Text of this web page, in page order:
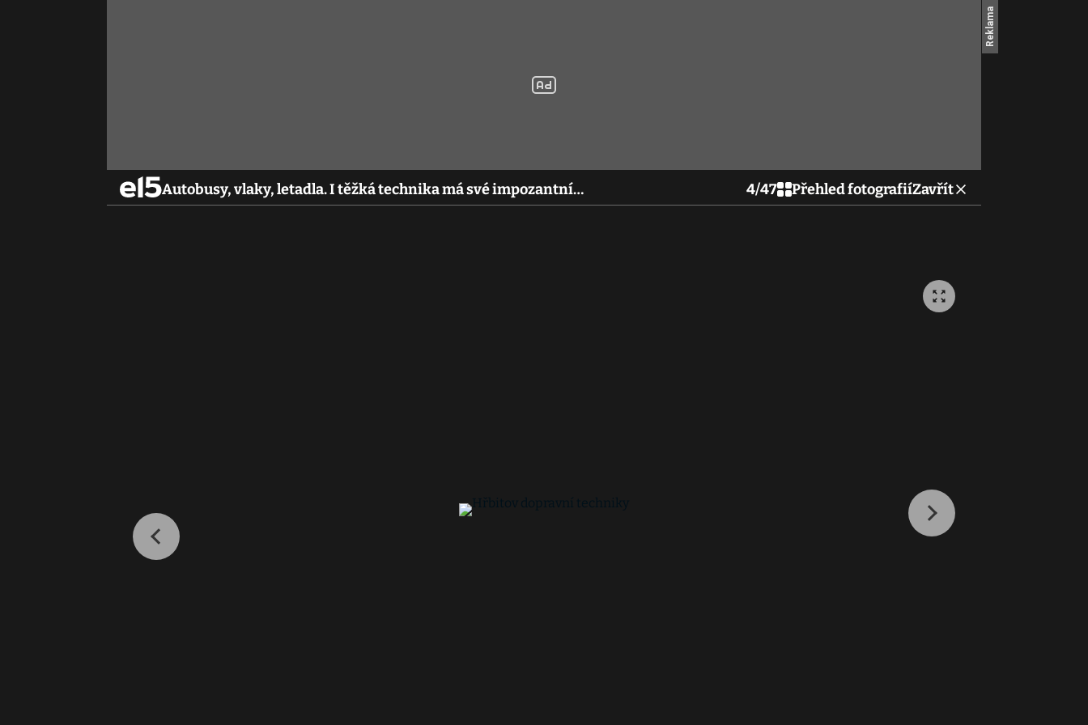
Autobusy, vlaky, letadla. I těžká technika má své impozantní… 4/47 Přehled fotografiíZavřít